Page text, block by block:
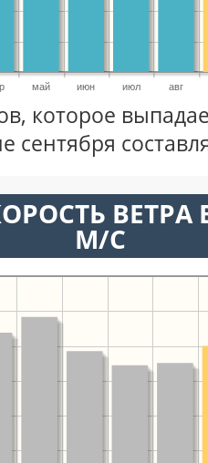
май июн июл авг
которое
сентября
ВЕТРА
М/С